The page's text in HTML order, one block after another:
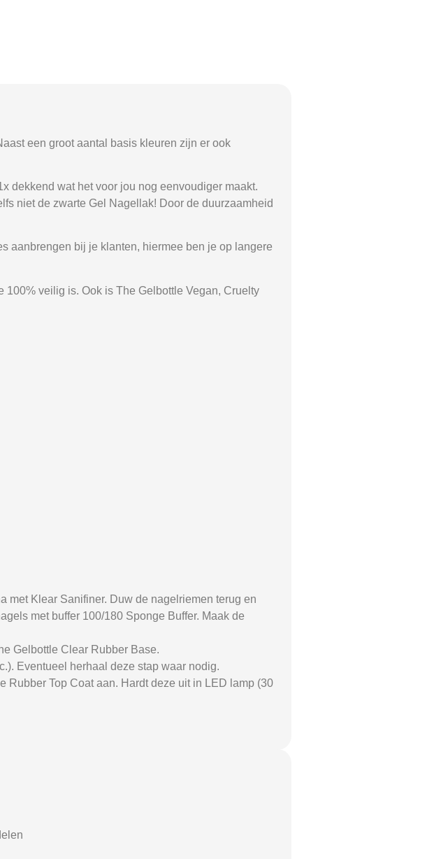
een groot aantal basis kleuren zijn er ook
dekkend wat het voor jou nog eenvoudiger maakt.
niet de zwarte Gel Nagellak! Door de duurzaamheid
aanbrengen bij je klanten, hiermee ben je op langere
veilig is. Ook is The Gelbottle Vegan, Cruelty
met Klear Sanifiner. Duw de nagelriemen terug en
met buffer 100/180 Sponge Buffer. Maak de
Gelbottle Clear Rubber Base.
Eventueel herhaal deze stap waar nodig.
Rubber Top Coat aan. Hardt deze uit in LED lamp (30